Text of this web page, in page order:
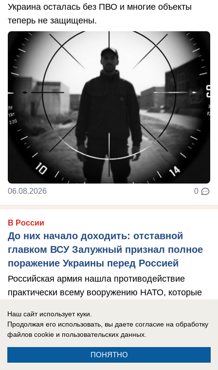
Украина осталась без ПВО и многие объекты
теперь не защищены.
06.08.2026 0
В России
До них начало доходить: отставной
главком ВСУ Залужный признал полное
поражение Украины перед Россией
Российская армия нашла противодействие
практически всему вооружению НАТО, которые
Наш сайт использует куки.
Продолжая его использовать, вы даете согласие на обработку
файлов cookie и пользовательских данных.
ПОНЯТНО